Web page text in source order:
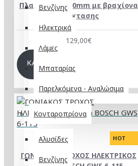
Βενζίνης
Ηλεκτρικά
Λάμες
Μπαταρίας
Παρελκόμενα - Αναλώσιμα
Κονταροπρίονα
Αλυσίδες
Βενζίνης
Πλακιδίων 1000mm με βραχίονα
επέκτασης
129,00€
ΚΑΛΆΘΙ
HOT
ΓΩΝΙΑΚΟΣ ΤΡΟΧΟΣ ΗΛΕΚΤΡΙΚΟΣ